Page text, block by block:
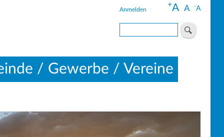
-A
A
+A
Anmelden
Suche
/ Gewerbe / Vereine